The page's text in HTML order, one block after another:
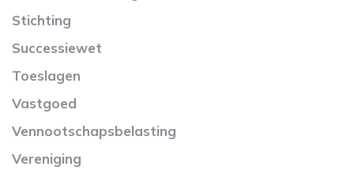
Stichting
Successiewet
Toeslagen
Vastgoed
Vennootschapsbelasting
Vereniging